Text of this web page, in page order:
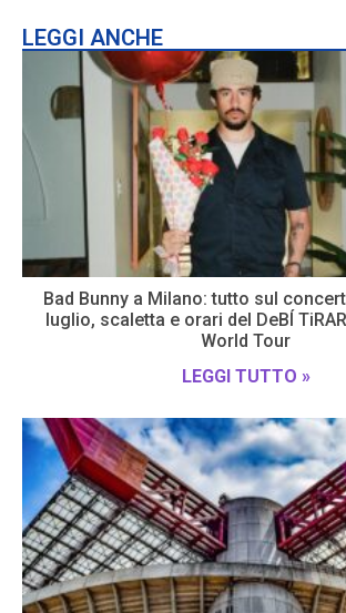
LEGGI ANCHE
Bad Bunny a Milano: tutto sul
luglio, scaletta e orari del DeBÍ
World Tour
LEGGI TUTTO »